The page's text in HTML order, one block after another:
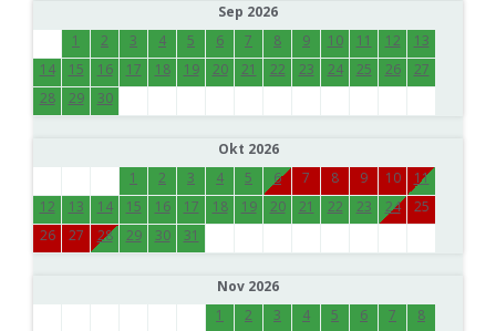
Sep 2026
1
2 3 4 5 6 7 8 9 10 11 12
13
14
15 16 17 18 19 20 21 22 23 24 25 26
27
28
29 30
Okt 2026
1
2 3 4 5 6 7 8 9 10
11
12
13 14 15 16 17 18 19 20 21 22 23 24
25
26
27 28 29 30 31
Nov 2026
1
2 3 4 5 6 7
8